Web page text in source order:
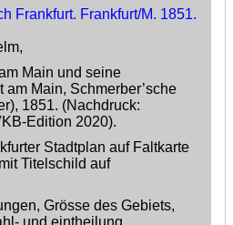
Downloads
Main und seine
am Main, Schmerber’sche
1851. (Nachdruck:
Edition 2020).
Stadtplan auf Faltkarte
Titelschild auf
Grösse des Gebiets,
und eintheilung,